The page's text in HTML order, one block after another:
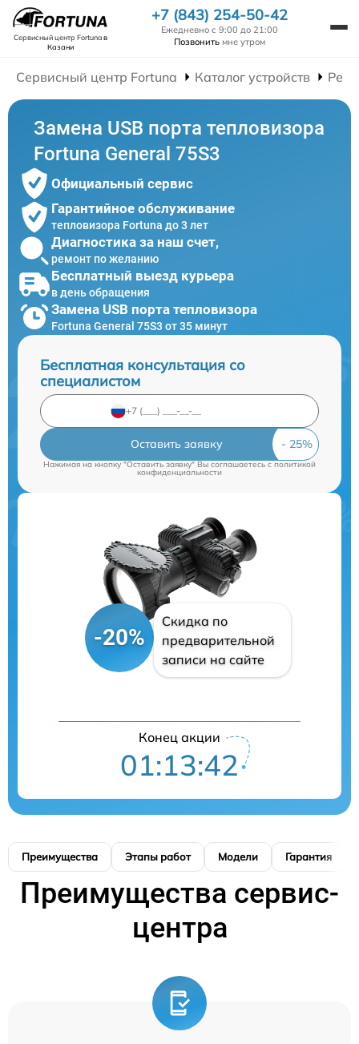
Сервисный центр Fortunaв
Казани
+7 (843) 254-50-42
Ежедневно с 9:00 до 21:00
Позвонить мне утром
Сервисный центр Fortuna Каталог устройств
Замена USB порта тепловизора
Fortuna General 75S3
Официальный сервис
Гарантийное обслуживание
тепловизора Fortuna до 3 лет
Диагностика за наш счет,
ремонт по желанию
Бесплатный выезд курьера
в день обращения
Замена USB порта тепловизора
Fortuna General 75S3 от 35 минут
Бесплатная консультация со
специалистом
Оставить заявку
Нажимая на кнопку "Оставить заявку" Вы соглашаетесь cполитикой
конфиденциальности
-20%
Скидка по
предварительной
записи на сайте
Конец акции
01:13:42
Преимущества Этапы работ Модели Гарантия
Преимущества сервис-
центра